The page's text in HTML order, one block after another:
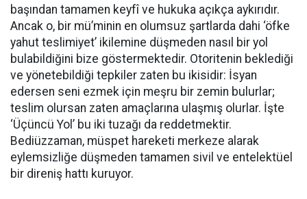
başından tamamen keyfî ve hukuka açıkça aykırıdır.
Ancak o, bir mü’minin en olumsuz şartlarda dahi ‘öfke
yahut teslimiyet’ ikilemine düşmeden nasıl bir yol
bulabildiğini bize göstermektedir. Otoritenin beklediği
ve yönetebildiği tepkiler zaten bu ikisidir: İsyan
edersen seni ezmek için meşru bir zemin bulurlar;
teslim olursan zaten amaçlarına ulaşmış olurlar. İşte
‘Üçüncü Yol’ bu iki tuzağı da reddetmektir.
Bediüzzaman, müspet hareketi merkeze alarak
eylemsizliğe düşmeden tamamen sivil ve entelektüel
bir direniş hattı kuruyor.